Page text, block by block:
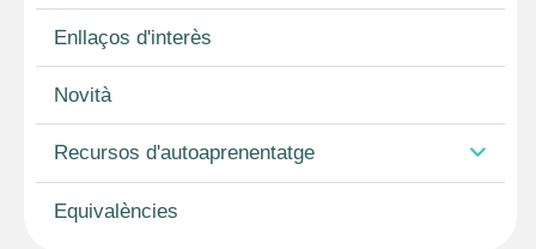
Enllaços d'interès
Novità
Recursos d'autoaprenentatge
Equivalències